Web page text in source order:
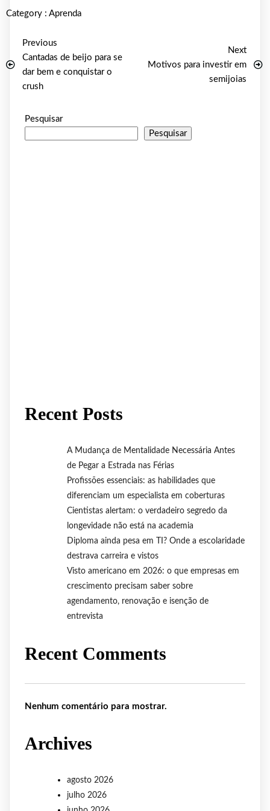
Category : Aprenda
Previous
Cantadas de beijo para se
dar bem e conquistar o
crush
Next
Motivos para investir em
semijoias
Pesquisar
Pesquisar
Recent Posts
A Mudança de Mentalidade Necessária Antes
de Pegar a Estrada nas Férias
Profissões essenciais: as habilidades que
diferenciam um especialista em coberturas
Cientistas alertam: o verdadeiro segredo da
longevidade não está na academia
Diploma ainda pesa em TI? Onde a escolaridade
destrava carreira e vistos
Visto americano em 2026: o que empresas em
crescimento precisam saber sobre
agendamento, renovação e isenção de
entrevista
Recent Comments
Nenhum comentário para mostrar.
Archives
agosto 2026
julho 2026